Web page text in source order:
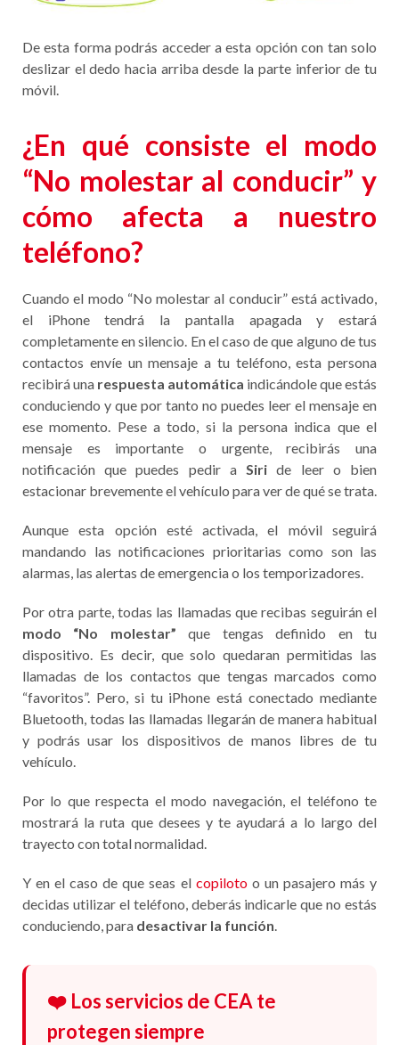
De esta forma podrás acceder a esta opción con tan solo
deslizar el dedo hacia arriba desde la parte inferior de tu
móvil.
¿En qué consiste el modo
“No molestar al conducir” y
cómo afecta a nuestro
teléfono?
Cuando el modo “No molestar al conducir” está activado,
el iPhone tendrá la pantalla apagada y estará
completamente en silencio. En el caso de que alguno de tus
contactos envíe un mensaje a tu teléfono, esta persona
recibirá una respuesta automática indicándole que estás
conduciendo y que por tanto no puedes leer el mensaje en
ese momento. Pese a todo, si la persona indica que el
mensaje es importante o urgente, recibirás una
notificación que puedes pedir aSiri de leer o bien
estacionar brevemente el vehículo para ver de qué se trata.
Aunque esta opción esté activada, el móvil seguirá
mandando las notificaciones prioritarias como son las
alarmas, las alertas de emergencia o los temporizadores.
Por otra parte, todas las llamadas que recibas seguirán el
modo “No molestar” que tengas definido en tu
dispositivo. Es decir, que solo quedaran permitidas las
llamadas de los contactos que tengas marcados como
“favoritos”. Pero, si tu iPhone está conectado mediante
Bluetooth, todas las llamadas llegarán de manera habitual
y podrás usar los dispositivos de manos libres de tu
vehículo.
Por lo que respecta el modo navegación, el teléfono te
mostrará la ruta que desees y te ayudará a lo largo del
trayecto con total normalidad.
Y en el caso de que seas el copilotoo un pasajero más y
decidas utilizar el teléfono, deberás indicarle que no estás
conduciendo, para desactivar la función.
❤️ Los servicios de CEA te
protegen siempre